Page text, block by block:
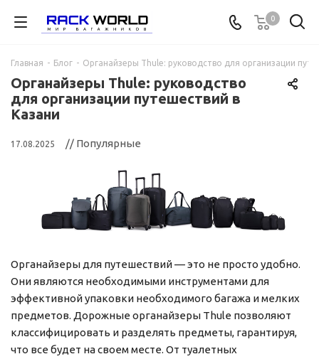
0
Главная - Блог - Органайзеры Thule: руководство для организации
Органайзеры Thule: руководство
для организации путешествий в
Казани
17.08.2025 // Популярные
Органайзеры для путешествий — это не просто удобно.
Они являются необходимыми инструментами для
эффективной упаковки необходимого багажа и мелких
предметов. Дорожные органайзеры Thule позволяют
классифицировать и разделять предметы, гарантируя,
что все будет на своем месте. От туалетных